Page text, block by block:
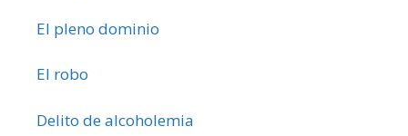
El pleno dominio
El robo
Delito de alcoholemia